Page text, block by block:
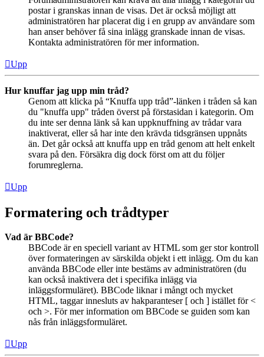
postar i granskas innan de visas. Det är också möjligt att
administratören har placerat dig i en grupp av användare som
han anser behöver få sina inlägg granskade innan de visas.
Kontakta administratören för mer information.
Upp
Hur knuffar jag upp min tråd?
Genom att klicka på “Knuffa upp tråd”-länken i tråden så kan
du "knuffa upp" tråden överst på förstasidan i kategorin. Om
du inte ser denna länk så kan uppknuffning av trådar vara
inaktiverat, eller så har inte den krävda tidsgränsen uppnåts
än. Det går också att knuffa upp en tråd genom att helt enkelt
svara på den. Försäkra dig dock först om att du följer
forumreglerna.
Upp
Formatering och trådtyper
Vad är BBCode?
BBCode är en speciell variant av HTML som ger stor kontroll
över formateringen av särskilda objekt i ett inlägg. Om du kan
använda BBCode eller inte bestäms av administratören (du
kan också inaktivera det i specifika inlägg via
inläggsformuläret). BBCode liknar i mångt och mycket
HTML, taggar innesluts av hakparanteser [ och ] istället för <
och >. För mer information om BBCode se guiden som kan
nås från inläggsformuläret.
Upp